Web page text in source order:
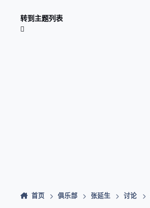
转到主题列表
首页 俱乐部 张延生 讨论